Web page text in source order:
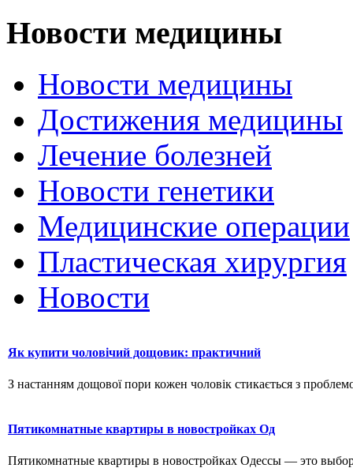
Новости медицины
Новости медицины
Достижения медицины
Лечение болезней
Новости генетики
Медицинские операции
Пластическая хирургия
Новости
Як купити чоловічий дощовик: практичний
З настанням дощової пори кожен чоловік стикається з
Пятикомнатные квартиры в новостройках Од
Пятикомнатные квартиры в новостройках Одессы — это